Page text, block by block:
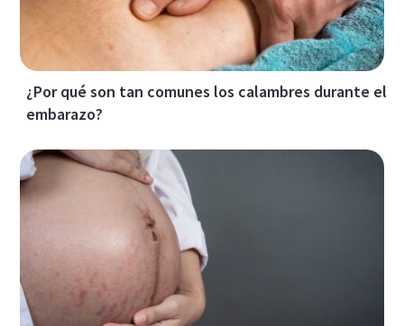
¿Por qué son tan comunes los calambres durante el
embarazo?